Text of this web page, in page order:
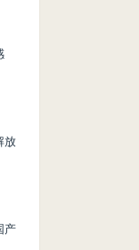
放
产